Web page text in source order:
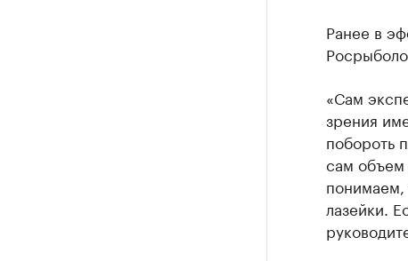
Ранее в
«Сам
зрения
побороть
сам объем
понимаем,
лазейки.